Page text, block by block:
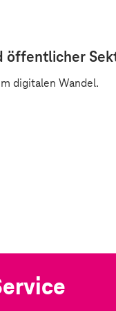
öffentlicher
digitalen Wandel.